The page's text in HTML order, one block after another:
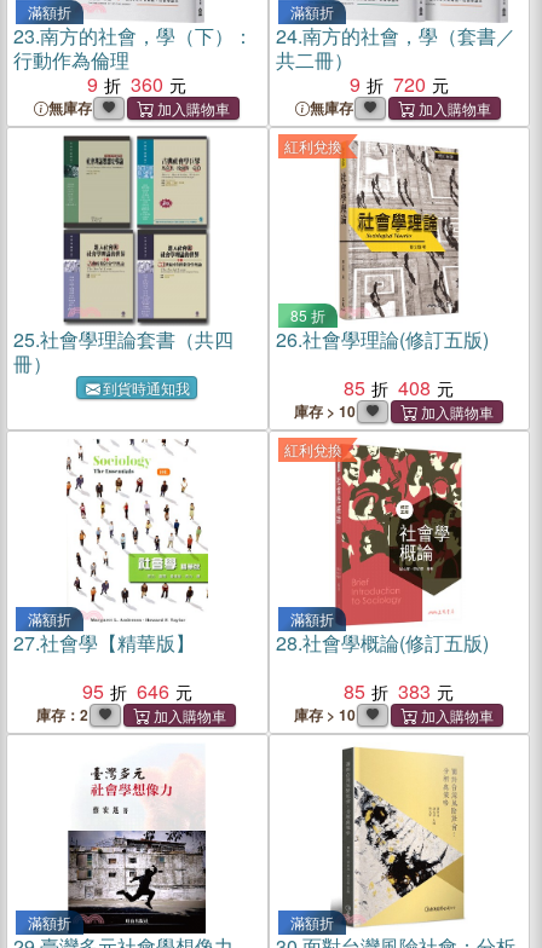
滿額折
23.南方的社會，學（下）：
行動作為倫理
9
360
無庫存
滿額折
24.南方的社會，學（套書／
共二冊）
9
720
無庫存
25.社會學理論套書（共四
冊）
到貨時通知我
紅利兌換
85 折
26.社會學理論(修訂五版)
85
408
庫存 > 10
滿額折
27.社會學【精華版】
95
646
庫存：2
紅利兌換
滿額折
28.社會學概論(修訂五版)
85
383
庫存 > 10
滿額折 滿額折